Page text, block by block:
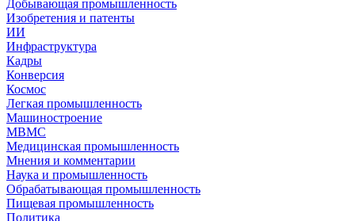
Добывающая промышленность
Изобретения и патенты
ИИ
Инфраструктура
Кадры
Конверсия
Космос
Легкая промышленность
Машиностроение
МВМС
Медицинская промышленность
Мнения и комментарии
Наука и промышленность
Обрабатывающая промышленность
Пищевая промышленность
Политика